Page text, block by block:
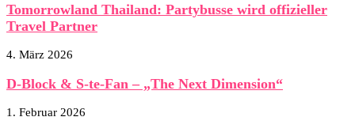
Tomorrowland Thailand: Partybusse wird offizieller
Travel Partner
4. März 2026
D-Block & S-te-Fan – „The Next Dimension“
1. Februar 2026